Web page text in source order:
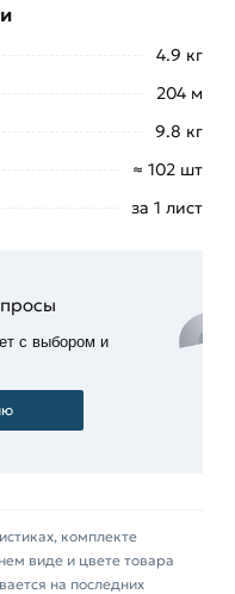
мм (Ral 8017)
Наши
Профлист
чека
4.9 кг
204 м
9.8 кг
≈ 102 шт
за 1 лист
с выбором и
комплекте
виде и цвете товара
на последних